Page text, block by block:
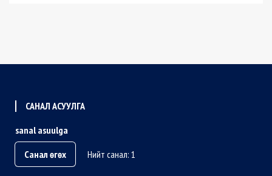
САНАЛ АСУУЛГА
sanal asuulga
Санал өгөх
Нийт санал: 1